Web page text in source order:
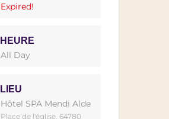
Expired!
HEURE
All Day
LIEU
Hôtel SPA Mendi Alde
Place de l'église, 64780